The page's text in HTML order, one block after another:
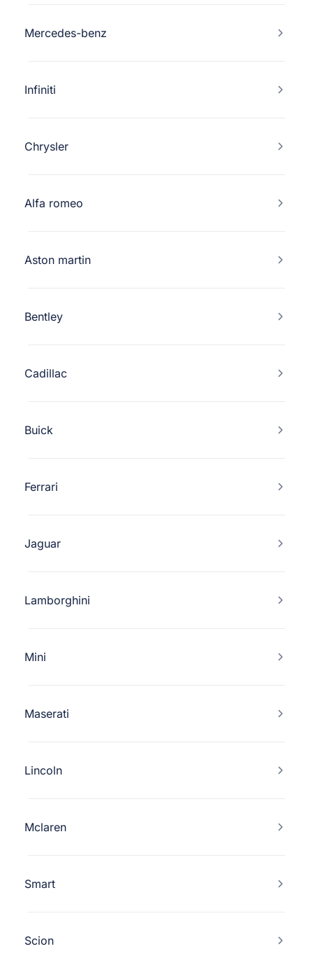
Mercedes-benz
Infiniti
Chrysler
Alfa romeo
Aston martin
Bentley
Cadillac
Buick
Ferrari
Jaguar
Lamborghini
Mini
Maserati
Lincoln
Mclaren
Smart
Scion